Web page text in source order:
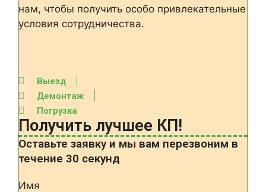
нам, чтобы получить особо привлекательные
условия сотрудничества.
Выезд
Демонтаж
Погрузка
Получить лучшее КП!
Оставьте заявку и мы вам перезвоним в
течение 30 секунд
Имя